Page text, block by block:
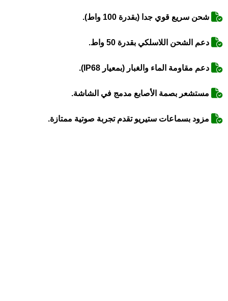
شحن سريع قوي جدا (بقدرة 100 واط).
دعم الشحن اللاسلكي بقدرة 50 واط.
دعم مقاومة الماء والغبار (بمعيار IP68).
مستشعر بصمة الأصابع مدمج في الشاشة.
مزود بسماعات ستيريو تقدم تجربة صوتية ممتازة.